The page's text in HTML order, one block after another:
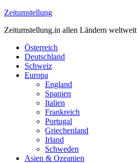
Zeitumstellung
Zeitumstellung.in allen Ländern weltweit
Österreich
Deutschland
Schweiz
Europa
England
Spanien
Italien
Frankreich
Portugal
Griechenland
Irland
Schweden
Asien & Ozeanien